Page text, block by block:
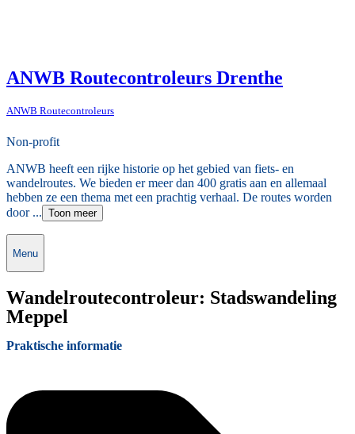
ANWB Routecontroleurs Drenthe
ANWB Routecontroleurs
Non-profit
ANWB heeft een rijke historie op het gebied van fiets- en
wandelroutes. We bieden er meer dan 400 gratis aan en allemaal
hebben ze een thema met een prachtig verhaal. De routes worden
door ... Toon meer
Menu
Wandelroutecontroleur: Stadswandeling
Meppel
Praktische informatie